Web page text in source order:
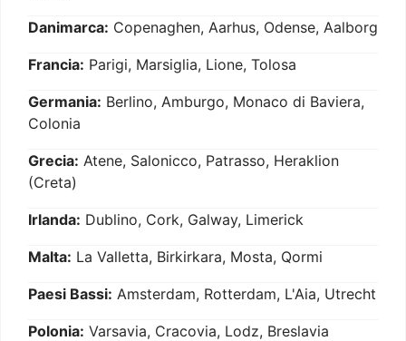
Danimarca: Copenaghen, Aarhus, Odense, Aalborg
Francia: Parigi, Marsiglia, Lione, Tolosa
Germania: Berlino, Amburgo, Monaco di Baviera,
Colonia
Grecia: Atene, Salonicco, Patrasso, Heraklion
(Creta)
Irlanda: Dublino, Cork, Galway, Limerick
Malta: La Valletta, Birkirkara, Mosta, Qormi
Paesi Bassi: Amsterdam, Rotterdam, L'Aia, Utrecht
Polonia: Varsavia, Cracovia, Lodz, Breslavia